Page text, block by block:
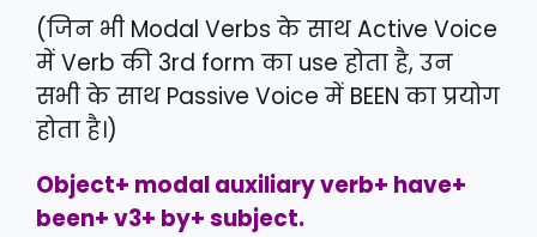
(जिन भी Modal Verbs के साथ Active Voice
में Verb की 3rd form का use होता है, उन
सभी के साथ Passive Voice में BEEN का प्रयोग
होता है।)
Object+ modal auxiliary verb+ have+
been+ v3+ by+ subject.